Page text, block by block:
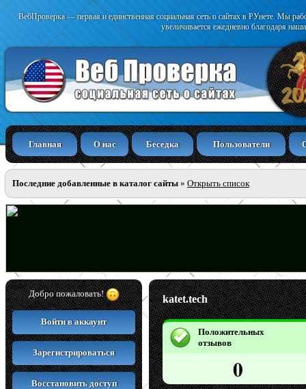
ВебПроверка — первая и единственная социальная сеть о сайтах в РУнете. Мы
увеличивается ежедневно благодаря
Главная О нас Беседка Пользователи
Последние добавленные в каталог сайты » Открыть список
Добро пожаловать!
Войти в аккаунт
Зарегистрироваться
Восстановить доступ
katet.tech
Положительных
отзывов
0